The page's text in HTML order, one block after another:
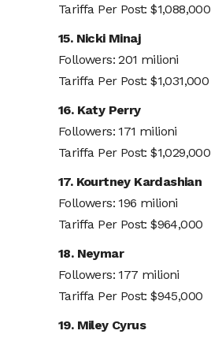
Tariffa Per Post: $1,088,000
15. Nicki Minaj
Followers: 201 milioni
Tariffa Per Post: $1,031,000
16. Katy Perry
Followers: 171 milioni
Tariffa Per Post: $1,029,000
17. Kourtney Kardashian
Followers: 196 milioni
Tariffa Per Post: $964,000
18. Neymar
Followers: 177 milioni
Tariffa Per Post: $945,000
19. Miley Cyrus